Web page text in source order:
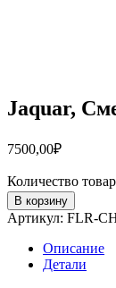
Jaquar,
7500,00₽
Количество
В корзину
Артикул: FLR-
Описание
Детали